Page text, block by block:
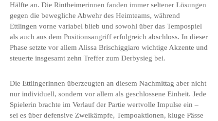
Hälfte an. Die Rintheimerinnen fanden immer seltener Lösungen
gegen die bewegliche Abwehr des Heimteams, während
Ettlingen vorne variabel blieb und sowohl über das Tempospiel
als auch aus dem Positionsangriff erfolgreich abschloss. In dieser
Phase setzte vor allem Alissa Brischiggiaro wichtige Akzente und
steuerte insgesamt zehn Treffer zum Derbysieg bei.
Die Ettlingerinnen überzeugten an diesem Nachmittag aber nicht
nur individuell, sondern vor allem als geschlossene Einheit. Jede
Spielerin brachte im Verlauf der Partie wertvolle Impulse ein –
sei es über defensive Zweikämpfe, Tempoaktionen, kluge Pässe